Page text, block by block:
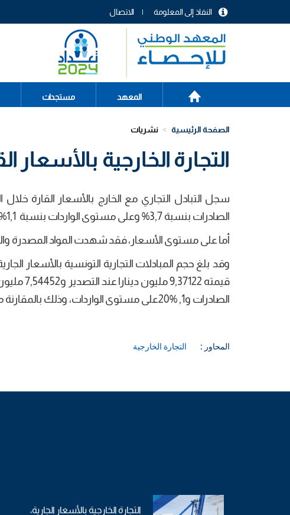
menu
header
الاتصال النفاذ إلى المعلومة
Main
navigation
الرئيسية
المعهد مستجدات
الصفحة الرئيسية نشريات
التجارة الخارجية بالأسعار
الصادرات بنسبة 3,7% وعلى مستوى الواردات بنسبة 1,1%.
أما على مستوى الأسعار، فقد شهدت المواد المصدرة والمواد
وقد بلغ حجم المبادلات التجارية التونسية بالأسعار
الصادرات و1, %20على مستوى الواردات، وذلك بالمقارنة مع نفس الفترة من سنة 2017.
المحاور : التجارة الخارجية
التجارة الخارجية بالأسعار الجارية،